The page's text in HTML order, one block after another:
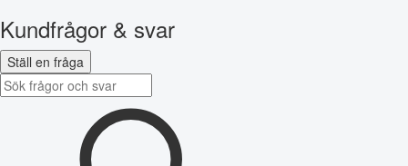
Kundfrågor & svar
Ställ en fråga